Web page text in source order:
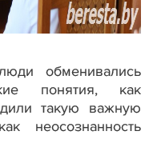
обменивались
понятия, как
такую важную
неосознанность